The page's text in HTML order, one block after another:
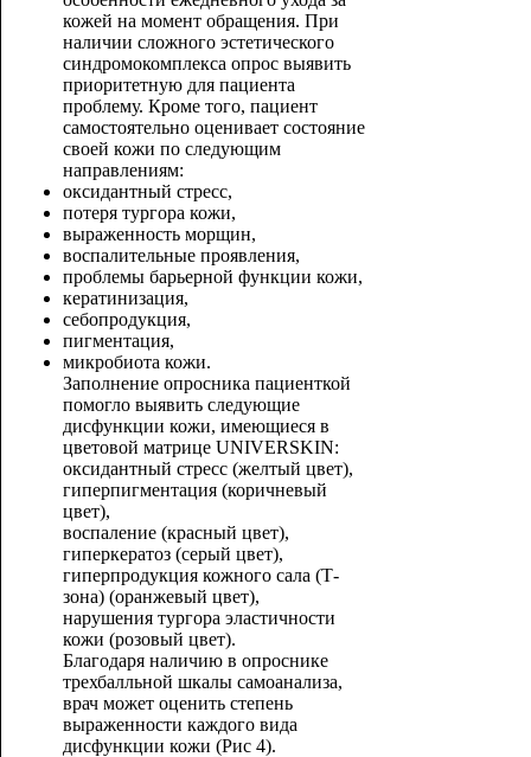
кожей на момент обращения. При
наличии сложного эстетического
синдромокомплекса опрос выявить
приоритетную для пациента
проблему. Кроме того, пациент
самостоятельно оценивает состояние
своей кожи по следующим
направлениям:
оксидантный стресс,
потеря тургора кожи,
выраженность морщин,
воспалительные проявления,
проблемы барьерной функции кожи,
кератинизация,
себопродукция,
пигментация,
микробиота кожи.
Заполнение опросника пациенткой
помогло выявить следующие
дисфункции кожи, имеющиеся в
цветовой матрице UNIVERSKIN:
оксидантный стресс (желтый цвет),
гиперпигментация (коричневый
цвет),
воспаление (красный цвет),
гиперкератоз (серый цвет),
гиперпродукция кожного сала (Т-
зона) (оранжевый цвет),
нарушения тургора эластичности
кожи (розовый цвет).
Благодаря наличию в опроснике
трехбалльной шкалы самоанализа,
врач может оценить степень
выраженности каждого вида
дисфункции кожи (Рис 4).